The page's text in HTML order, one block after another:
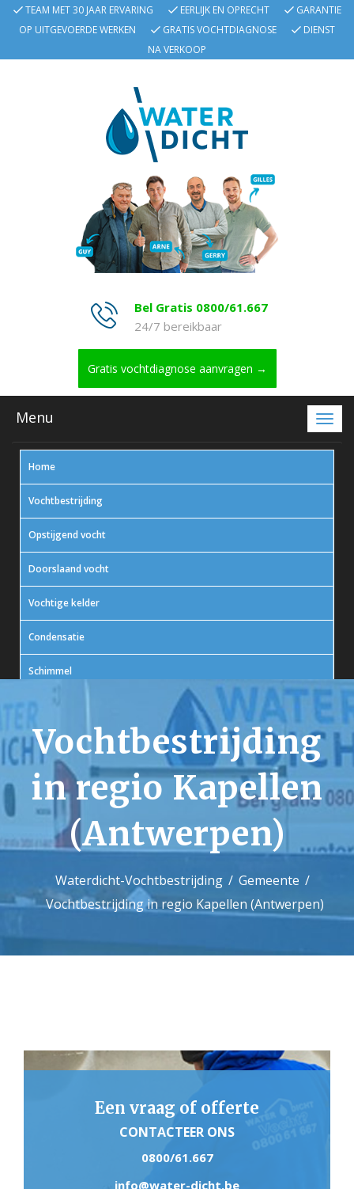
TEAM MET 30 JAAR ERVARING EERLIJK EN OPRECHT
GARANTIE
OP UITGEVOERDE WERKEN
GRATIS VOCHTDIAGNOSE
DIENST
NA VERKOOP
Bel Gratis 0800/61.667
24/7 bereikbaar
Gratis vochtdiagnose aanvragen →
Menu
Home
Vochtbestrijding
Opstijgend vocht
Doorslaand vocht
Vochtige kelder
Condensatie
Schimmel
Contact
Vochtbestrijding
in regio Kapellen
(Antwerpen)
Waterdicht-Vochtbestrijding
Gemeente
Vochtbestrijding in regio Kapellen (Antwerpen)
Een vraag of offerte
CONTACTEER ONS
0800/61.667
info@water-dicht.be